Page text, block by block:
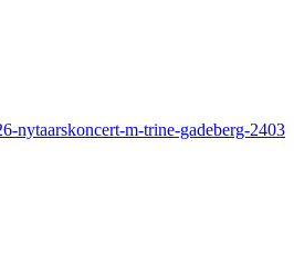
nytaarskoncert-m-trine-gadeberg-2403